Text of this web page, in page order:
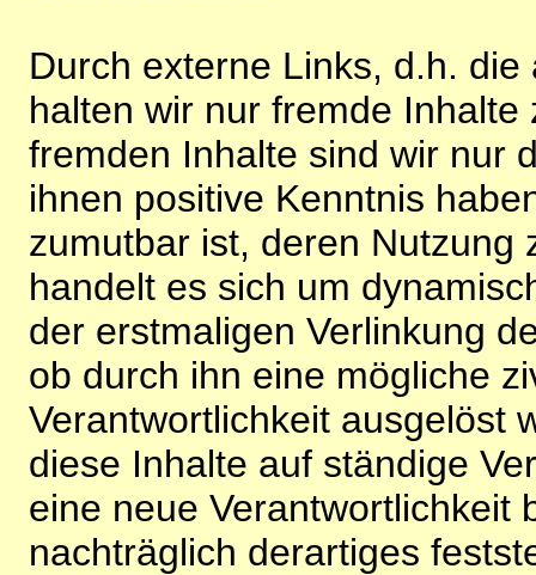
Durch externe Links, d.h.
halten wir nur fremde
fremden Inhalte sind wir nur
ihnen positive Kenntnis
zumutbar ist, deren Nutzung
handelt es sich um
der erstmaligen Verlinkung
ob durch ihn eine mögliche
Verantwortlichkeit ausgelöst
diese Inhalte auf ständige
eine neue Verantwortlichkeit
nachträglich derartiges